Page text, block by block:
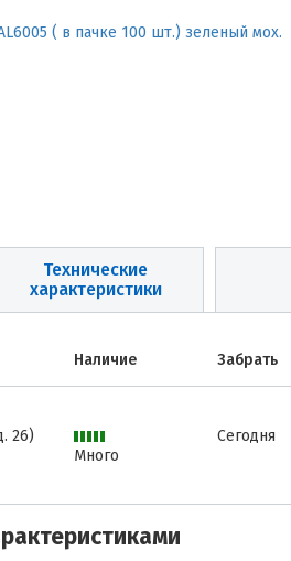
Технические
характеристики
Наличие Забрать
26)
Много
Сегодня